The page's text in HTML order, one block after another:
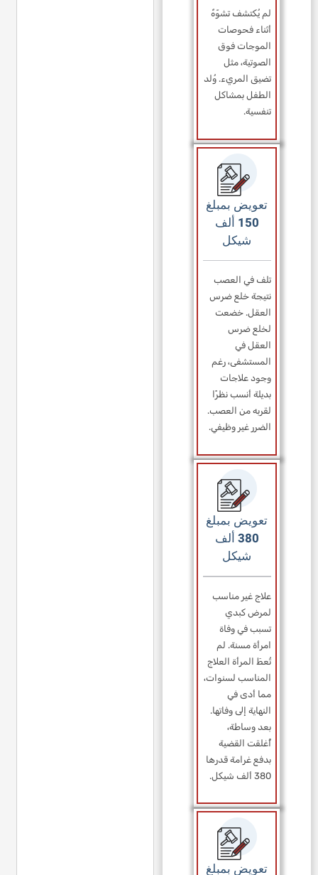
لم يُكتشف تشوّهٌ
أثناء فحوصات
الموجات فوق
الصوتية، مثل
تضيق المريء. وُلد
الطفل بمشاكل
تنفسية.
تعويض بمبلغ
150 ألف
شيكل
تلف في العصب
نتيجة خلع ضرس
العقل. خضعت
لخلع ضرس
العقل في
المستشفى، رغم
وجود علاجات
بديلة أنسب نظرًا
لقربه من العصب.
الضرر غير وظيفي.
تعويض بمبلغ
380 ألف
شيكل
علاج غير مناسب
لمرض كبدي
تسبب في وفاة
امرأة مسنة. لم
تُعطَ المرأة العلاج
المناسب لسنوات،
مما أدى في
النهاية إلى وفاتها.
بعد وساطة،
أُغلقت القضية
بدفع غرامة قدرها
380 ألف شيكل.
تعويض بمبلغ